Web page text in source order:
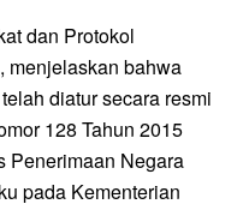
dan Protokol
menjelaskan bahwa
diatur secara resmi
128 Tahun 2015
Penerimaan Negara
pada Kementerian